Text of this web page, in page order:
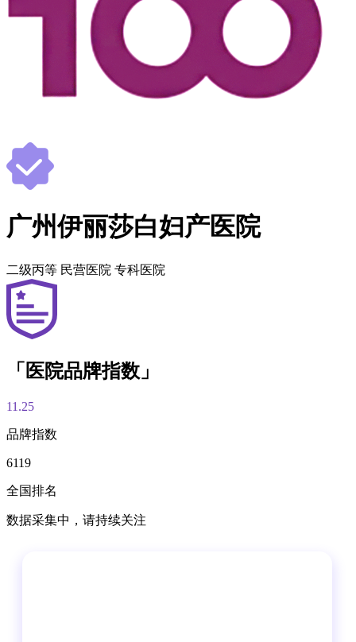
广州伊丽莎白妇产医院
二级丙等 民营医院 专科医院
「医院品牌指数」
11.25
品牌指数
6119
全国排名
数据采集中，请持续关注